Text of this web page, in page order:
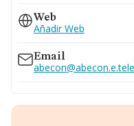
Web
Añadir Web
Email